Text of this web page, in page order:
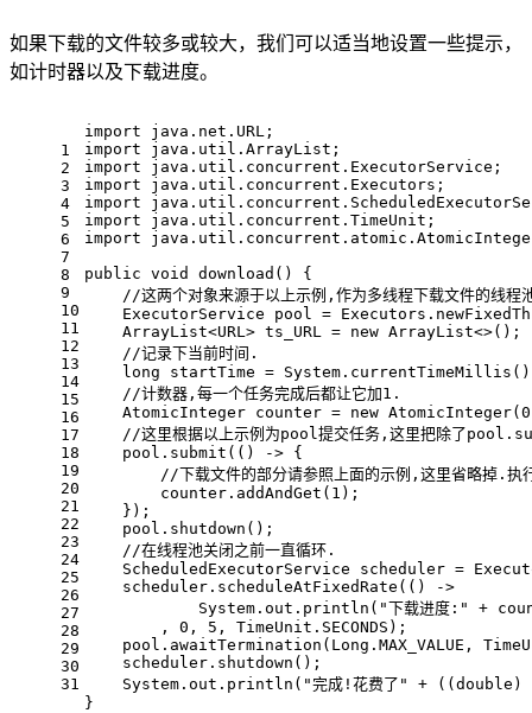
如果下载的文件较多或较大，我们可以适当地设置一些提示，
如计时器以及下载进度。
1
2
3
4
5
6
7
8
9
10
11
12
13
14
15
16
17
18
19
20
21
22
23
24
25
26
27
28
29
30
31
import java.net.URL;
import java.util.ArrayList;
import java.util.concurrent.ExecutorService;
import java.util.concurrent.Executors;
import
import java.util.concurrent.TimeUnit;
import
public void download ()
{
//这两个对象来源于以上示例,作为多线程下载文件的线程
ExecutorService
pool =
    ArrayList<URL> ts_URL =
new ArrayList<>();
//记录下当前时间.
long
startTime =
//计数器,每一个任务完成后都让它加1.
AtomicInteger counter = new AtomicInteger( 0
//这里根据以上示例为pool提交任务,这里把除了
    pool.submit(() -> {
//下载文件的部分请参照上面的示例,这里省略掉.执
        counter.addAndGet(
1 );
    });
    pool.shutdown();
//在线程池关闭之前一直循环.
ScheduledExecutorService
scheduler =
    scheduler.scheduleAtFixedRate(() ->
            System.out.println(
"下载进度:"
+
        ,
0 , 5 , TimeUnit.SECONDS);
pool.awaitTermination(Long.MAX_VALUE,
    scheduler.shutdown();
    System.out.println(
"完成!花费了" + (( double )
}